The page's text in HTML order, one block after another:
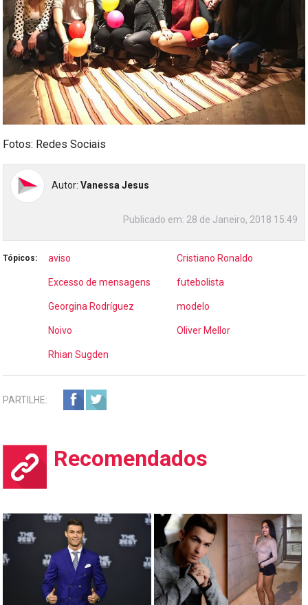
Fotos: Redes Sociais
Autor:Vanessa Jesus
Publicado em: 28 de Janeiro, 2018 15:49
Tópicos: aviso Cristiano Ronaldo
Excesso de mensagens futebolista
Georgina Rodríguez modelo
Noivo Oliver Mellor
Rhian Sugden
PARTILHE:
Recomendados